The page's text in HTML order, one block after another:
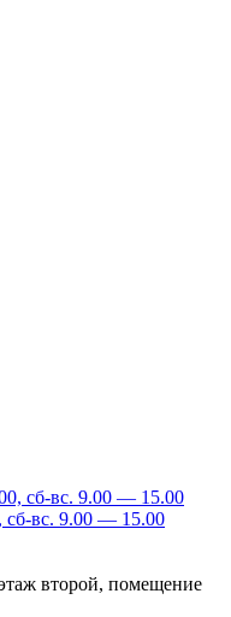
сб-вс. 9.00 — 15.00
вс. 9.00 — 15.00
второй, помещение